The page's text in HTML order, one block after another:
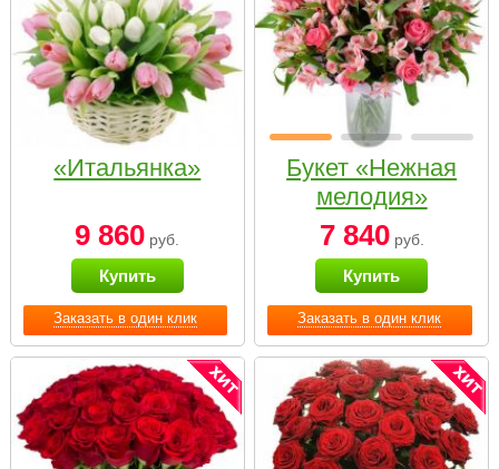
Заказать в один клик
«Итальянка»
9 860 руб.
Купить
Заказать в один клик
Букет «Нежная
мелодия»
7 840руб.
Купить